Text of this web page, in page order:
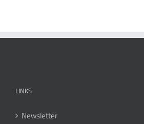
LINKS
Newsletter